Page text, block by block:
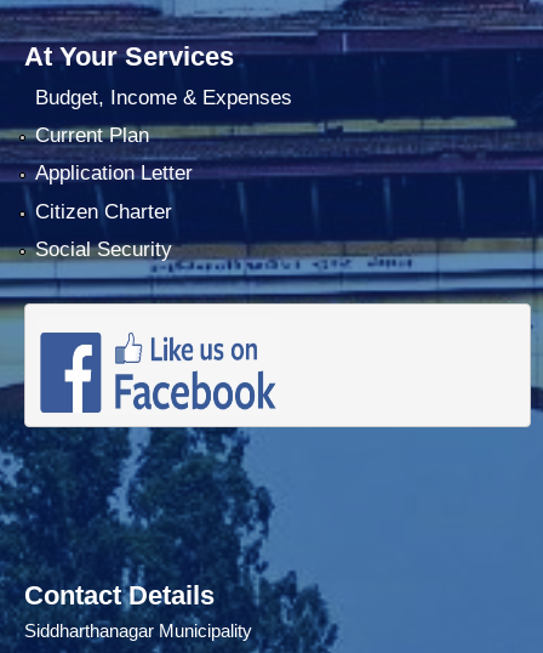
At Your Services
Budget, Income & Expenses
Current Plan
Application Letter
Citizen Charter
Social Security
Contact Details
Siddharthanagar Municipality